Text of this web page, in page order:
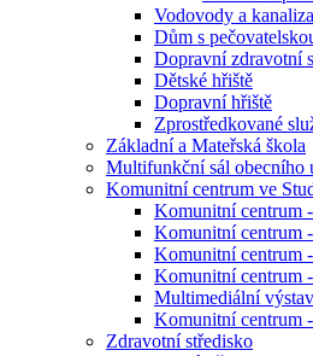
Vodovody a
Dům s
Dopravní zdravotní
Dětské hřiště
Dopravní hřiště
Zprostředkované
Základní a Mateřská škola
Multifunkční sál obecního
Komunitní centrum ve
Komunitní centrum
Komunitní centrum
Komunitní centrum
Komunitní centrum
Multimediální
Komunitní centrum
Zdravotní středisko